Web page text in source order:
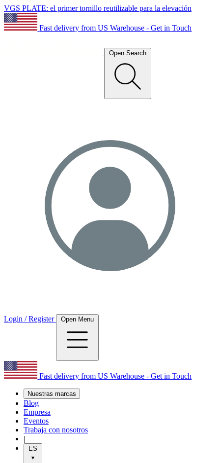
VGS PLATE: el primer tornillo reutilizable para la elevación
Fast delivery from US Warehouse - Get in Touch
Open Search
Login / Register Open Menu
Fast delivery from US Warehouse - Get in Touch
Nuestras marcas
Blog
Empresa
Eventos
Trabaja con nosotros
|
ES